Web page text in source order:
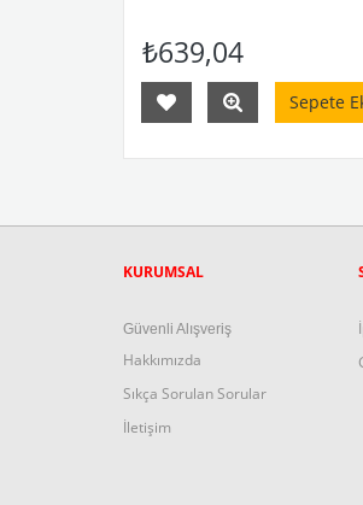
₺639,04
Sepete
KURUMSAL
Güvenli Alışveriş
Hakkımızda
Sıkça Sorulan Sorular
İletişim